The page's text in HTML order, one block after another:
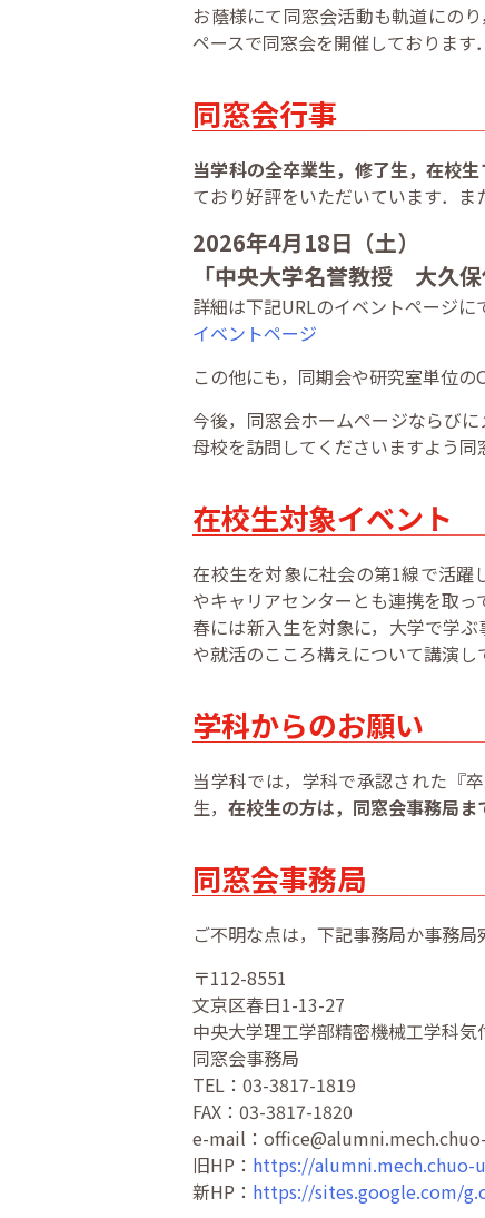
お蔭様にて同窓会活動も軌道にの
ペースで同窓会を開催しております．
同窓会行事
当学科の全卒業生，修了生，在校
ており好評をいただいています．
2026年4月18日（土）
「中央大学名誉教授 大久
詳細は下記URLのイベントページに
イベントページ
この他にも，同期会や研究室単位の
今後，同窓会ホームページならび
母校を訪問してくださいますよう同
在校生対象イベント
在校生を対象に社会の第1線で活躍
やキャリアセンターとも連携を取っ
春には新入生を対象に，大学で学
や就活のこころ構えについて講演し
学科からのお願い
当学科では，学科で承認された『
生，在校生の方は，同窓会事務局ま
同窓会事務局
ご不明な点は，下記事務局か事務局
〒112-8551
文京区春日1-13-27
中央大学理工学部精密機械工学科気
同窓会事務局
TEL：03-3817-1819
FAX：03-3817-1820
e-mail：
旧HP： https://alumni.mech.chuo-
新HP： https://sites.google.com/